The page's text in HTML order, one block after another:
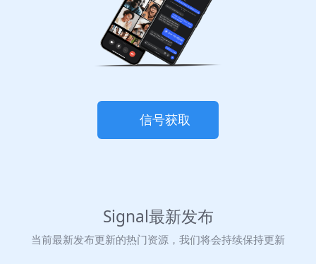
信号获取
Signal最新发布
当前最新发布更新的热门资源，我们将会持续保持更新